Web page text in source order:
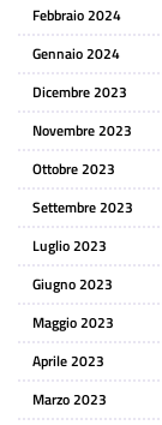
Febbraio 2024
Gennaio 2024
Dicembre 2023
Novembre 2023
Ottobre 2023
Settembre 2023
Luglio 2023
Giugno 2023
Maggio 2023
Aprile 2023
Marzo 2023